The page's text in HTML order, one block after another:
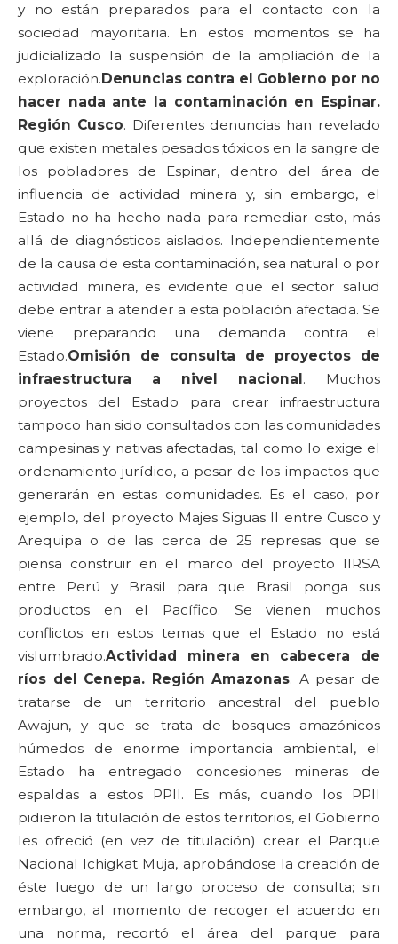
y no están preparados para el contacto con la
sociedad mayoritaria. En estos momentos se ha
judicializado la suspensión de la ampliación de la
exploración. Denuncias contra el Gobierno por no
hacer nada ante la contaminación en Espinar.
Región Cusco. Diferentes denuncias han revelado
que existen metales pesados tóxicos en la sangre de
los pobladores de Espinar, dentro del área de
influencia de actividad minera y, sin embargo, el
Estado no ha hecho nada para remediar esto, más
allá de diagnósticos aislados. Independientemente
de la causa de esta contaminación, sea natural o por
actividad minera, es evidente que el sector salud
debe entrar a atender a esta población afectada. Se
viene preparando una demanda contra el
Estado.Omisión de consulta de proyectos de
infraestructura a nivel nacional . Muchos
proyectos del Estado para crear infraestructura
tampoco han sido consultados con las comunidades
campesinas y nativas afectadas, tal como lo exige el
ordenamiento jurídico, a pesar de los impactos que
generarán en estas comunidades. Es el caso, por
ejemplo, del proyecto Majes Siguas II entre Cusco y
Arequipa o de las cerca de 25 represas que se
piensa construir en el marco del proyecto IIRSA
entre Perú y Brasil para que Brasil ponga sus
productos en el Pacífico. Se vienen muchos
conflictos en estos temas que el Estado no está
vislumbrado.Actividad minera en cabecera de
ríos del Cenepa. Región Amazonas. A pesar de
tratarse de un territorio ancestral del pueblo
Awajun, y que se trata de bosques amazónicos
húmedos de enorme importancia ambiental, el
Estado ha entregado concesiones mineras de
espaldas a estos PPII. Es más, cuando los PPII
pidieron la titulación de estos territorios, el Gobierno
les ofreció (en vez de titulación) crear el Parque
Nacional Ichigkat Muja, aprobándose la creación de
éste luego de un largo proceso de consulta; sin
embargo, al momento de recoger el acuerdo en
una norma, recortó el área del parque para